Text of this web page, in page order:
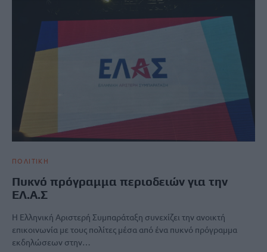
ΠΟΛΙΤΙΚΗ
Πυκνό πρόγραμμα περιοδειών για την
ΕΛ.Α.Σ
Η Ελληνική Αριστερή Συμπαράταξη συνεχίζει την ανοικτή
επικοινωνία με τους πολίτες μέσα από ένα πυκνό πρόγραμμα
εκδηλώσεων στην…